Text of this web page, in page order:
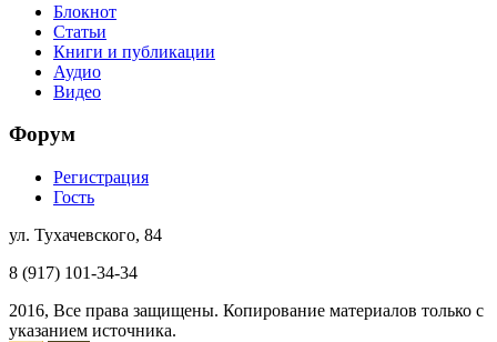
Блокнот
Статьи
Книги и публикации
Аудио
Видео
Форум
Регистрация
Гость
ул. Тухачевского, 84
8 (917) 101-34-34
2016, Все права защищены. Копирование материалов только с
указанием источника.